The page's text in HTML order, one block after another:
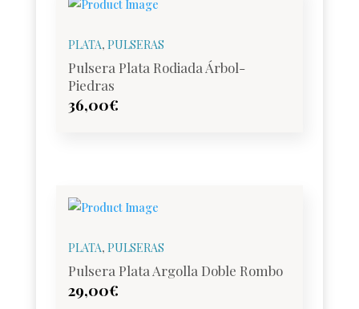
PLATA, PULSERAS
Pulsera Plata Rodiada Árbol-
Piedras
36,00€
PLATA, PULSERAS
Pulsera Plata Argolla Doble Rombo
29,00€